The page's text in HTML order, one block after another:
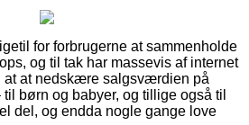
for forbrugerne at sammenholde
og til tak har massevis af internet
at at nedskære salgsværdien på
børn og babyer, og tillige også til
del, og endda nogle gange love